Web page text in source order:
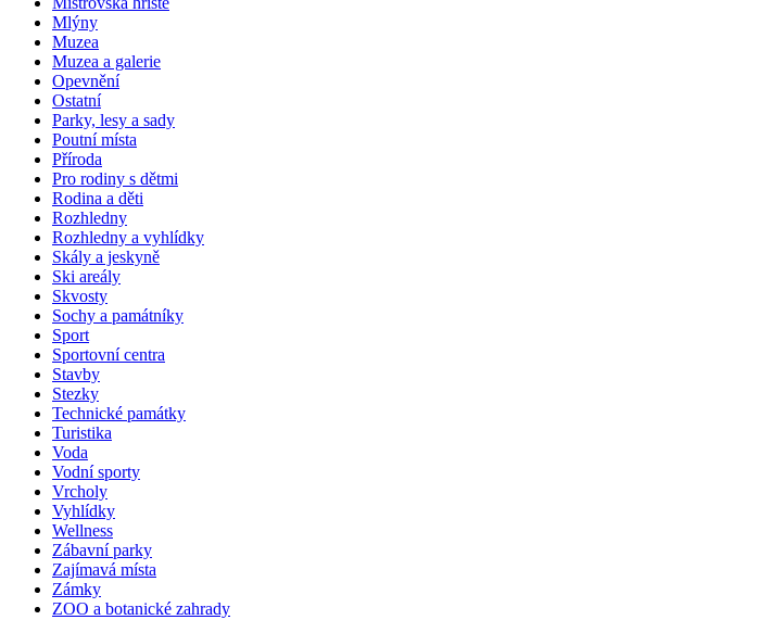
Mlýny
Muzea
Muzea a galerie
Opevnění
Ostatní
Parky, lesy a sady
Poutní místa
Příroda
Pro rodiny s dětmi
Rodina a děti
Rozhledny
Rozhledny a vyhlídky
Skály a jeskyně
Ski areály
Skvosty
Sochy a památníky
Sport
Sportovní centra
Stavby
Stezky
Technické památky
Turistika
Voda
Vodní sporty
Vrcholy
Vyhlídky
Wellness
Zábavní parky
Zajímavá místa
Zámky
ZOO a botanické zahrady